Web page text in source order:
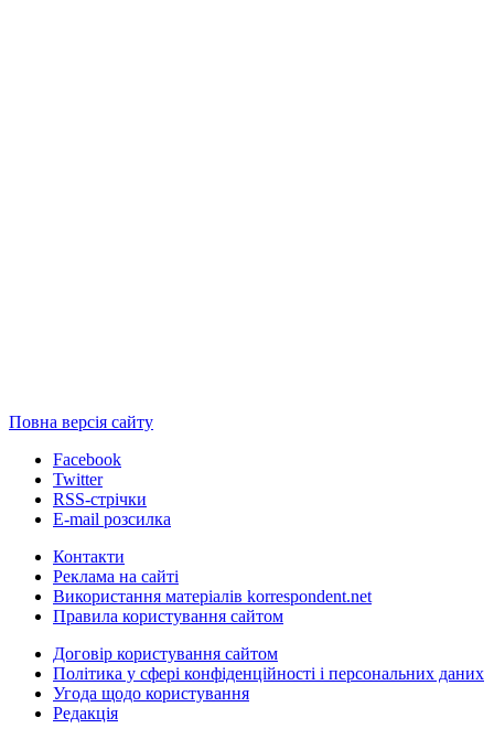
Повна версія сайту
Facebook
Twitter
RSS-стрічки
E-mail розсилка
Контакти
Реклама на сайті
Використання матеріалів korrespondent.net
Правила користування сайтом
Договір користування сайтом
Політика у сфері конфіденційності і персональних даних
Угода щодо користування
Редакція